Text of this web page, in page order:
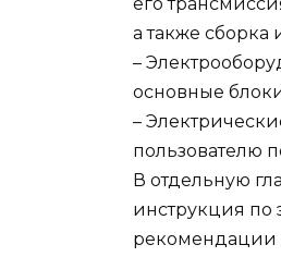
а также сборка
–
основные
–
пользователю
В отдельную
инструкция по
рекомендации